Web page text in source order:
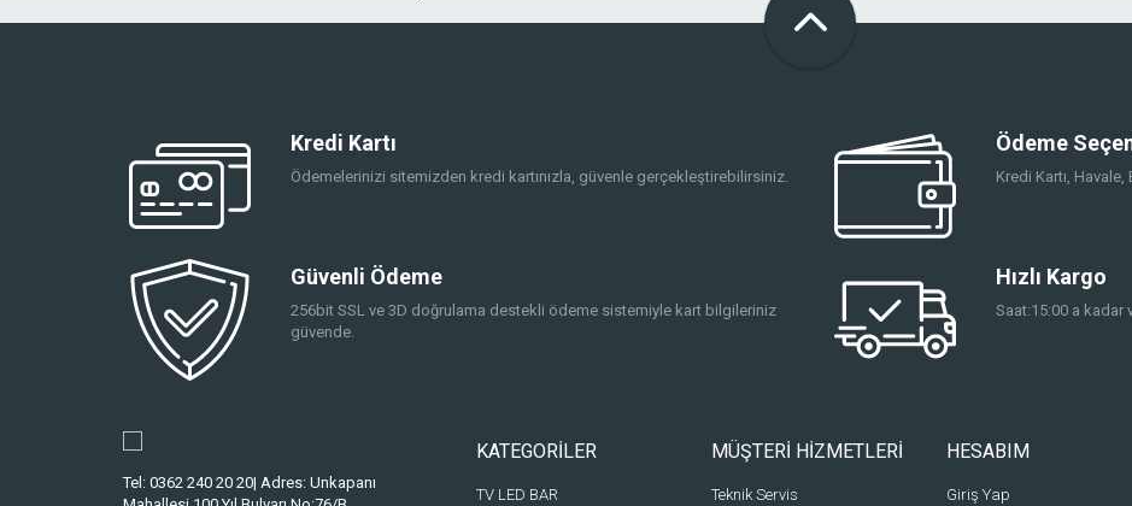
Kredi Kartı
Ödemelerinizi sitemizden kredi kartınızla, güvenle gerçekleştirebilirsiniz.
Ödeme
Kredi Kartı,
Güvenli Ödeme
256bit SSL ve 3D doğrulama destekli ödeme sistemiyle kart bilgileriniz
güvende.
Hızlı Kargo
Saat:15:00 a kadar
Tel: 0362 240 20 20| Adres: Unkapanı
KATEGORİLER
TV LED BAR
MÜŞTERİ HİZMETLERİ
Teknik Servis
HESABIM
Giriş Yap